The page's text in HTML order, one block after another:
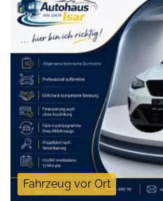
Fahrzeug vor Ort